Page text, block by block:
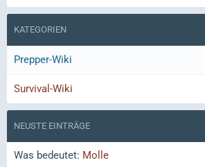
KATEGORIEN
Prepper-Wiki
Survival-Wiki
NEUSTE EINTRÄGE
Was bedeutet: Molle